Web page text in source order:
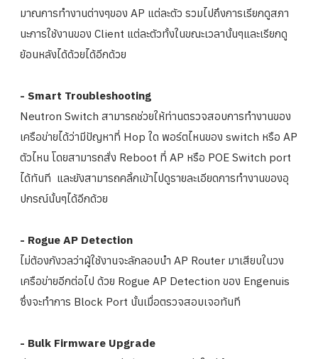
มาณการทำงานต่างๆของ AP แต่ละตัว รวมไปถึงการเรียกดูสภา
นะการใช้งานของ Client แต่ละตัวทั้งในขณะเวลานั้นๆและเรียกดู
ย้อนหลังได้ด้วยได้อีกด้วย
- Smart Troubleshooting
Neutron Switch สามารถช่วยให้ท่านตรวจสอบการทำงานของ
เครือข่ายได้ว่ามีปัญหาที่ Hop ใด พอร์ตไหนของ switch หรือ AP
ตัวไหน โดยสามารถสั่ง Reboot ที่ AP หรือ POE Switch port
ได้ทันที และยังสามารถคลิ้กเข้าไปดูรายละเอียดการทำงานของอุ
ปกรณ์นั้นๆได้อีกด้วย
- Rogue AP Detection
ไม่ต้องกังวลว่าผู้ใช้งานจะลักลอบนำ AP Router มาเสียบในวง
เครือข่ายอีกต่อไป ด้วย Rogue AP Detection ของ Engenuis
ซึ่งจะทำการ Block Port นั้นเมื่อตรวจสอบเจอทันที
- Bulk Firmware Upgrade